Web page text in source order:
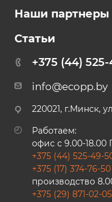
Наши партнеры
Статьи
+375 (44)
info@ecopp.by
220021, г.Минск,
Работаем:
офис с 9.00-18.00
+375 (44) 525-49-
+375 (17) 374-76-50
производство
+375 (29) 871-02-05